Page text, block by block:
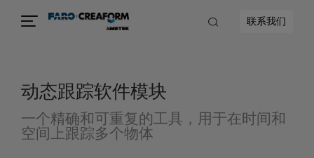
联系我们
动态跟踪软件模块
一个精确和可重复的工具，用于在时间和
空间上跟踪多个物体